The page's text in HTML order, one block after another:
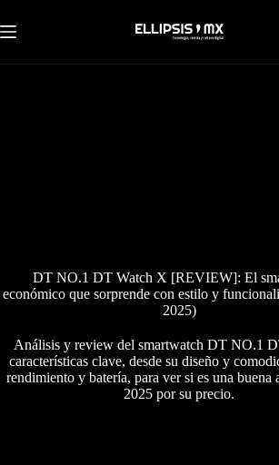
al
contenido
DT NO.1 DT Watch X [REVIEW]: El
económico que sorprende con estilo y
2025)
Análisis y review del smartwatch DT NO.1
características clave, desde su diseño y
rendimiento y batería, para ver si es una buena
2025 por su precio.